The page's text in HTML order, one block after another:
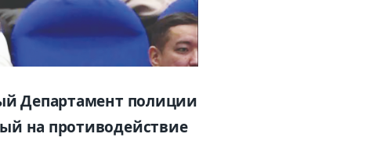
Департамент полиции
на противодействие